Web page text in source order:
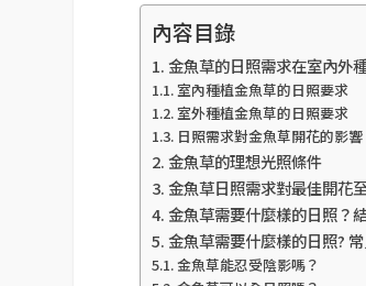
內容目錄
金魚草的日照需求在室內外
室內種植金魚草的日照要求
室外種植金魚草的日照要求
日照需求對金魚草開花的影響
金魚草的理想光照條件
金魚草日照需求對最佳開花
金魚草需要什麼樣的日照？
金魚草需要什麼樣的日照?
金魚草能忍受陰影嗎？